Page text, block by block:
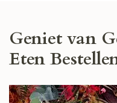
Geniet van
Eten